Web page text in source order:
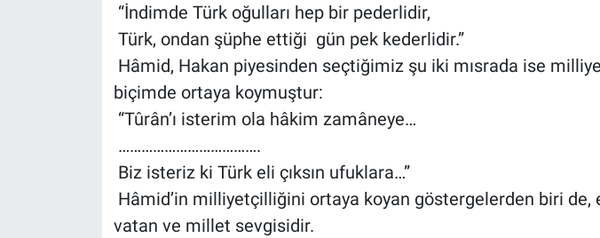
“İndimde Türk oğulları hep bir pederlidir,
Türk, ondan şüphe ettiği gün pek kederlidir.”
Hâmid, Hakan piyesinden seçtiğimiz şu iki mısrada ise
biçimde ortaya koymuştur:
“Tûrân’ı isterim ola hâkim zamâneye…
……………………………….
Biz isteriz ki Türk eli çıksın ufuklara…”
Hâmid’in milliyetçilliğini ortaya koyan göstergelerden biri de,
vatan ve millet sevgisidir.